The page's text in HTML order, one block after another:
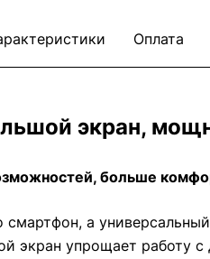
Оплата
экран,
больше
а
экран упрощает работу